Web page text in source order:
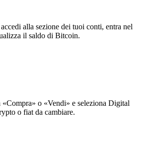
alla sezione dei tuoi conti, entra nel
il saldo di Bitcoin.
o «Vendi» e seleziona Digital
o fiat da cambiare.